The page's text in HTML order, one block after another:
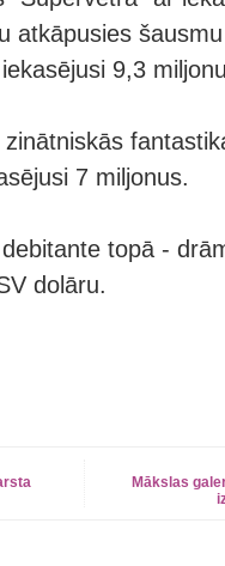
atkāpusies
9,3
7 miljonus.
topā -
dolāru.
Mākslas